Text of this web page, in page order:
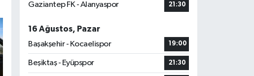
Gaziantep FK - Alanyaspor 21:30
16 Ağustos, Pazar
Başakşehir - Kocaelispor
19:00
Beşiktaş - Eyüpspor 21:30